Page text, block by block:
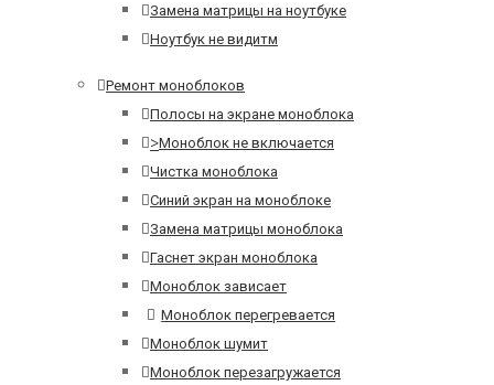
Замена матрицы на ноутбуке
Ноутбук не видитм
Ремонт моноблоков
Полосы на экране моноблока
>Моноблок не включается
Чистка моноблока
Синий экран на моноблоке
Замена матрицы моноблока
Гаснет экран моноблока
Моноблок зависает
Моноблок перегревается
Моноблок шумит
Моноблок перезагружается